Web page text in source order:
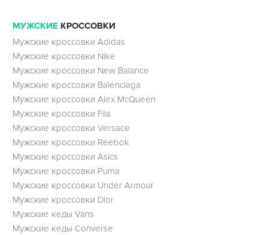
МУЖСКИЕ КРОССОВКИ
Мужские кроссовки Adidas
Мужские кроссовки Nike
Мужские кроссовки New Balance
Мужские кроссовки Balenciaga
Мужские кроссовки Alex McQueen
Мужские кроссовки Fila
Мужские кроссовки Versace
Мужские кроссовки Reebok
Мужские кроссовки Asics
Мужские кроссовки Puma
Мужские кроссовки Under Armour
Мужские кроссовки Dior
Мужские кеды Vans
Мужские кеды Converse